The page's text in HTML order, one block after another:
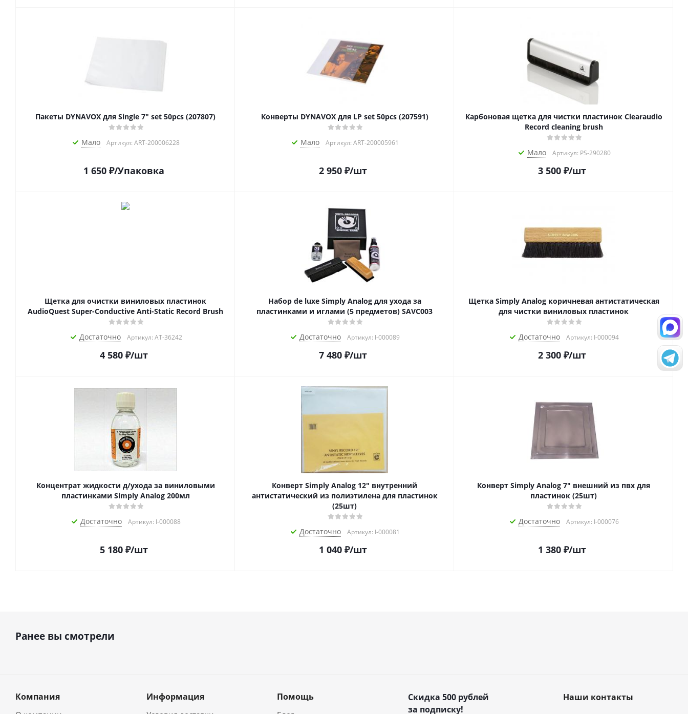
Пакеты DYNAVOX для Single 7" set 50pcs (207807)
Мало Артикул: ART-200006228
1 650₽/Упаковка
Конверты DYNAVOX для LP set 50pcs (207591)
Мало Артикул: ART-200005961
2 950₽/шт
Карбоновая щетка для чистки пластинок Clearaudio
Record cleaning brush
Мало Артикул: PS-290280
3 500₽/шт
Щетка для очистки виниловых пластинок
AudioQuest Super-Conductive Anti-Static Record Brush
Достаточно Артикул: AT-36242
4 580₽/шт
Набор de luxe Simply Analog для ухода за
пластинками и иглами (5 предметов) SAVC003
Достаточно Артикул: I-000089
7 480₽/шт
Щетка Simply Analog коричневая антистатическая
для чистки виниловых пластинок
Достаточно Артикул: I-000094
2 300₽/шт
Концентрат жидкости д/ухода за виниловыми
пластинками Simply Analog 200мл
Достаточно Артикул: I-000088
5 180₽/шт
Конверт Simply Analog 12" внутренний
антистатический из полиэтилена для пластинок
(25шт)
Достаточно Артикул: I-000081
1 040₽/шт
Конверт Simply Analog 7" внешний из пвх для
пластинок (25шт)
Достаточно Артикул: I-000076
1 380₽/шт
Ранее вы смотрели
Компания Информация Помощь
Скидка 500 рублей
за подписку!
Наши контакты